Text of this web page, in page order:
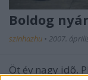
Boldog
szinhazhu • 2007.
Öt év nagy idõ.